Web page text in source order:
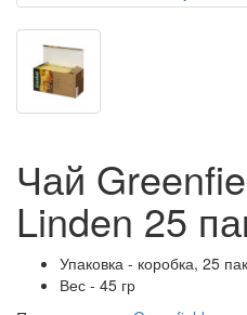
Чай
Linden 25
Упаковка - коробка, 25
Вес - 45 гр